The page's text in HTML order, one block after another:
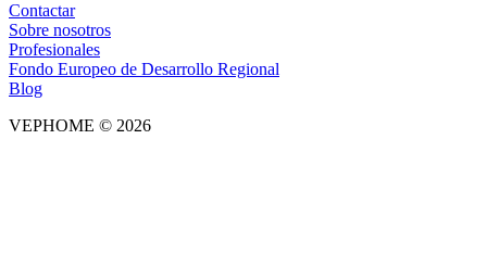
Contactar
Sobre nosotros
Profesionales
Fondo Europeo de Desarrollo Regional
Blog
VEPHOME © 2026